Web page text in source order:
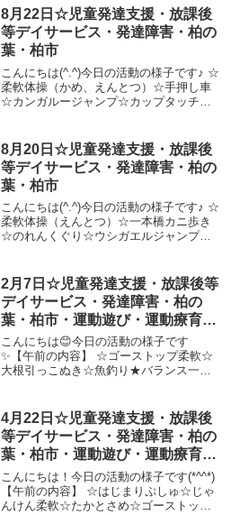
8月22日☆児童発達支援・放課後
等デイサービス・発達障害・柏の
葉・柏市
こんにちは(^.^)今日の活動の様子です♪ ☆
柔軟体操（かめ、えんとつ）☆手押し車
☆カンガルージャンプ☆カップタッチ一
しょう(^.^)
8月20日☆児童発達支援・放課後
等デイサービス・発達障害・柏の
葉・柏市
こんにちは(^.^)今日の活動の様子です♪ ☆
柔軟体操（えんとつ）☆一本橋カニ歩き
☆のれんくぐり☆ウシガエルジャンプ☆
2月7日☆児童発達支援・放課後等
デイサービス・発達障害・柏の
葉・柏市・運動遊び・運動療育・
プログラム・楽しい療育
こんにちは😊今日の活動の様子です
✨【午前の内容】 ☆ゴーストップ柔軟☆
大根引っこぬき☆魚釣り★バランス一本
取りゲーム★チョキジャンプ(後出しジャ
ンケン)→一本橋ひよ...
4月22日☆児童発達支援・放課後
等デイサービス・発達障害・柏の
葉・柏市・運動遊び・運動療育・
プログラム・楽しい療育
こんにちは！今日の活動の様子です(*^^*)
【午前の内容】 ☆はじまりぷしゅ☆じゃ
んけん柔軟☆たかとさめ☆ゴーストップ